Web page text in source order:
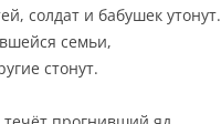
солдат и бабушек утонут.
семьи,
стонут.